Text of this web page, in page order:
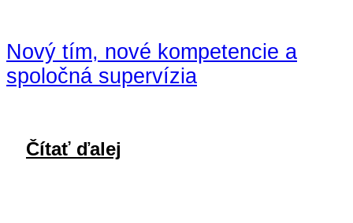
Nový tím, nové kompetencie a
spoločná supervízia
Čítať ďalej